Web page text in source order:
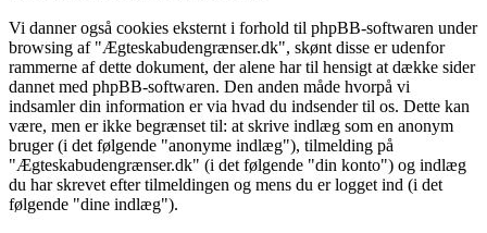
Vi danner også cookies eksternt i forhold til phpBB-softwaren under
browsing af "Ægteskabudengrænser.dk", skønt disse er udenfor
rammerne af dette dokument, der alene har til hensigt at dække sider
dannet med phpBB-softwaren. Den anden måde hvorpå vi
indsamler din information er via hvad du indsender til os. Dette kan
være, men er ikke begrænset til: at skrive indlæg som en anonym
bruger (i det følgende "anonyme indlæg"), tilmelding på
"Ægteskabudengrænser.dk" (i det følgende "din konto") og indlæg
du har skrevet efter tilmeldingen og mens du er logget ind (i det
følgende "dine indlæg").